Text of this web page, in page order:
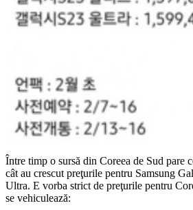
Între timp o sursă din Coreea de Sud pare
cât au crescut preţurile pentru Samsung
Ultra. E vorba strict de preţurile pentru
se vehiculează: